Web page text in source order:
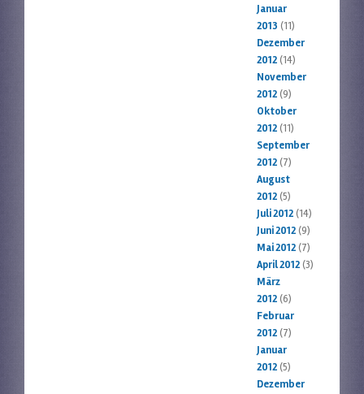
Januar
2013 (11)
Dezember
2012(14)
November
2012(9)
Oktober
2012(11)
September
2012(7)
August
2012(5)
Juli 2012(14)
Juni 2012(9)
Mai 2012(7)
April 2012(3)
März
2012(6)
Februar
2012(7)
Januar
2012(5)
Dezember